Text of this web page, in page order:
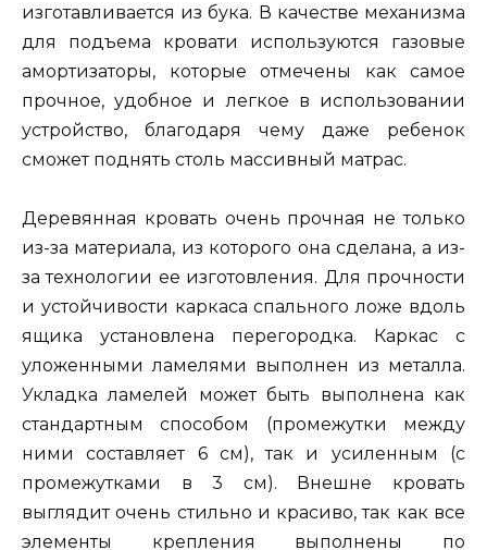
изготавливается из бука. В качестве механизма
для подъема кровати используются газовые
амортизаторы, которые отмечены как самое
прочное, удобное и легкое в использовании
устройство, благодаря чему даже ребенок
сможет поднять столь массивный матрас.
Деревянная кровать очень прочная не только
из-за материала, из которого она сделана, а из-
за технологии ее изготовления. Для прочности
и устойчивости каркаса спального ложе вдоль
ящика установлена перегородка. Каркас с
уложенными ламелями выполнен из металла.
Укладка ламелей может быть выполнена как
стандартным способом (промежутки между
ними составляет 6 см), так и усиленным (с
промежутками в 3 см). Внешне кровать
выглядит очень стильно и красиво, так как все
элементы крепления выполнены по